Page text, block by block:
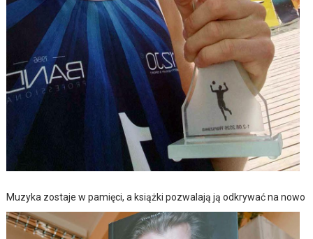
Muzyka zostaje w pamięci, a książki pozwalają ją odkrywać na nowo